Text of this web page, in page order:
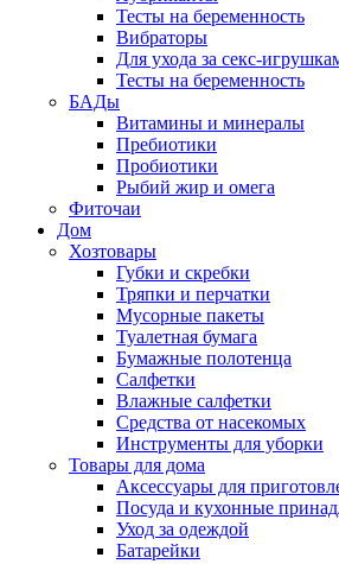
Тесты на беременность
Вибраторы
Для ухода за секс-
Тесты на беременность
БАДы
Витамины и минералы
Пребиотики
Пробиотики
Рыбий жир и омега
Фиточаи
Дом
Хозтовары
Губки и скребки
Тряпки и перчатки
Мусорные пакеты
Туалетная бумага
Бумажные полотенца
Салфетки
Влажные салфетки
Средства от насекомых
Инструменты для уборки
Товары для дома
Аксессуары для
Посуда и кухонные
Уход за одеждой
Батарейки